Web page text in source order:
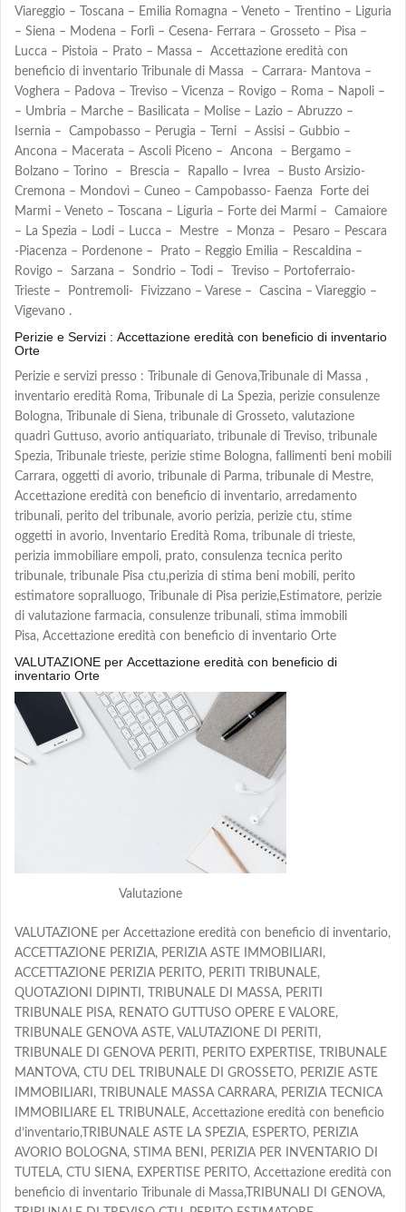
Viareggio – Toscana – Emilia Romagna – Veneto – Trentino – Liguria
– Siena – Modena – Forlì – Cesena- Ferrara – Grosseto – Pisa –
Lucca – Pistoia – Prato – Massa – Accettazione eredità con
beneficio di inventario Tribunale di Massa – Carrara- Mantova –
Voghera – Padova – Treviso – Vicenza – Rovigo – Roma – Napoli –
– Umbria – Marche – Basilicata – Molise – Lazio – Abruzzo –
Isernia – Campobasso – Perugia – Terni – Assisi – Gubbio –
Ancona – Macerata – Ascoli Piceno – Ancona – Bergamo –
Bolzano – Torino – Brescia – Rapallo – Ivrea – Busto Arsizio-
Cremona – Mondovì – Cuneo – Campobasso- Faenza Forte dei
Marmi – Veneto – Toscana – Liguria – Forte dei Marmi – Camaiore
– La Spezia – Lodi – Lucca – Mestre – Monza – Pesaro – Pescara
-Piacenza – Pordenone – Prato – Reggio Emilia – Rescaldina –
Rovigo – Sarzana – Sondrio – Todi – Treviso – Portoferraio-
Trieste – Pontremoli- Fivizzano – Varese – Cascina – Viareggio –
Vigevano .
Perizie e Servizi : Accettazione eredità con beneficio di inventario
Orte
Perizie e servizi presso : Tribunale di Genova,Tribunale di Massa ,
inventario eredità Roma, Tribunale di La Spezia, perizie consulenze
Bologna, Tribunale di Siena, tribunale di Grosseto, valutazione
quadri Guttuso, avorio antiquariato, tribunale di Treviso, tribunale
Spezia, Tribunale trieste, perizie stime Bologna, fallimenti beni mobili
Carrara, oggetti di avorio, tribunale di Parma, tribunale di Mestre,
Accettazione eredità con beneficio di inventario, arredamento
tribunali, perito del tribunale, avorio perizia, perizie ctu, stime
oggetti in avorio, Inventario Eredità Roma, tribunale di trieste,
perizia immobiliare empoli, prato, consulenza tecnica perito
tribunale, tribunale Pisa ctu,perizia di stima beni mobili, perito
estimatore sopralluogo, Tribunale di Pisa perizie,Estimatore, perizie
di valutazione farmacia, consulenze tribunali, stima immobili
Pisa, Accettazione eredità con beneficio di inventario Orte
VALUTAZIONE per Accettazione eredità con beneficio di
inventario Orte
Valutazione
VALUTAZIONE per Accettazione eredità con beneficio di inventario,
ACCETTAZIONE PERIZIA, PERIZIA ASTE IMMOBILIARI,
ACCETTAZIONE PERIZIA PERITO, PERITI TRIBUNALE,
QUOTAZIONI DIPINTI, TRIBUNALE DI MASSA, PERITI
TRIBUNALE PISA, RENATO GUTTUSO OPERE E VALORE,
TRIBUNALE GENOVA ASTE, VALUTAZIONE DI PERITI,
TRIBUNALE DI GENOVA PERITI, PERITO EXPERTISE, TRIBUNALE
MANTOVA, CTU DEL TRIBUNALE DI GROSSETO, PERIZIE ASTE
IMMOBILIARI, TRIBUNALE MASSA CARRARA, PERIZIA TECNICA
IMMOBILIARE EL TRIBUNALE, Accettazione eredità con beneficio
d’inventario,TRIBUNALE ASTE LA SPEZIA, ESPERTO, PERIZIA
AVORIO BOLOGNA, STIMA BENI, PERIZIA PER INVENTARIO DI
TUTELA, CTU SIENA, EXPERTISE PERITO, Accettazione eredità con
beneficio di inventario Tribunale di Massa,TRIBUNALI DI GENOVA,